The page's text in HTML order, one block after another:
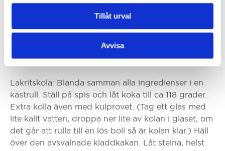
Tillåt urval
Avvisa
Vänd slutligen i vetemjöl. Häll i smord 24 cm
Steg 3
Lakritskola: Blanda samman alla ingredienser i en
kastrull. Ställ på spis och låt koka till ca 118 grader.
Extra kolla även med kulprovet. (Tag ett glas med
lite kallt vatten, droppa ner lite av kolan i glaset, om
det går att rulla till en lös boll så är kolan klar.) Häll
över den avsvalnade kladdkakan. Låt stelna, helst